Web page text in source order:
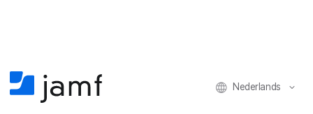
-
Nederlands